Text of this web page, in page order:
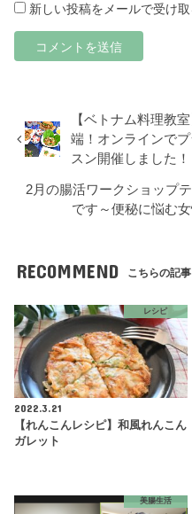
新しい投稿をメールで受け取
【ベトナム料理教
端！オンラインで
スン開催しました！
2月の腸活ワークショップ
です～便秘に悩む
RECOMMEND こちらの記事
レシピ
2022.3.21
【れんこんレシピ】和風れんこん
ガレット
美腸生活